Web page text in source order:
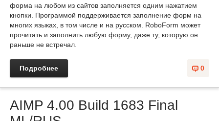
форма на любом из сайтов заполняется одним нажатием
кнопки. Программой поддерживается заполнение форм на
многих языках, в том числе и на русском. RoboForm может
прочитать и заполнить любую форму, даже ту, которую он
раньше не встречал.
0
Подробнее
AIMP 4.00 Build 1683 Final